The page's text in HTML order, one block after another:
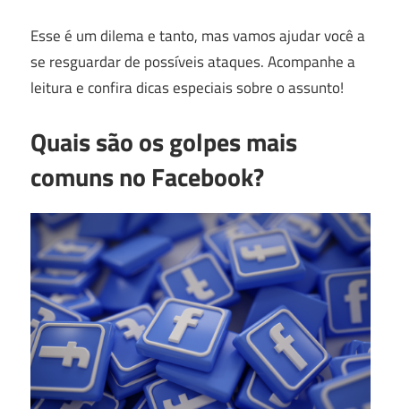
Esse é um dilema e tanto, mas vamos ajudar você a
se resguardar de possíveis ataques. Acompanhe a
leitura e confira dicas especiais sobre o assunto!
Quais são os golpes mais
comuns no Facebook?